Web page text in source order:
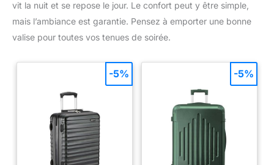
vit la nuit et se repose le jour. Le confort peut y être simple,
mais l’ambiance est garantie. Pensez à emporter une bonne
valise pour toutes vos tenues de soirée.
-5% -5%